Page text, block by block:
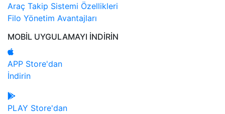
Araç Takip Sistemi Özellikleri
Filo Yönetim Avantajları
MOBİL UYGULAMAYI İNDİRİN
APP Store'dan
İndirin
PLAY Store'dan